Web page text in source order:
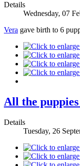
Details
Wednesday, 07
Vera gave birth to 6
All the
Details
Tuesday, 26